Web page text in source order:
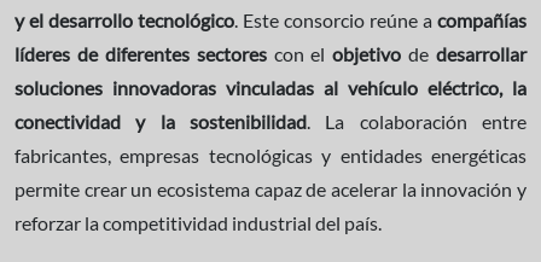
y el desarrollo tecnológico. Este consorcio reúne a compañías
líderes de diferentes sectorescon elobjetivo de desarrollar
soluciones innovadoras vinculadas al vehículo eléctrico, la
conectividad y la sostenibilidad. La colaboración entre
fabricantes, empresas tecnológicas y entidades energéticas
permite crear un ecosistema capaz de acelerar la innovación y
reforzar la competitividad industrial del país.